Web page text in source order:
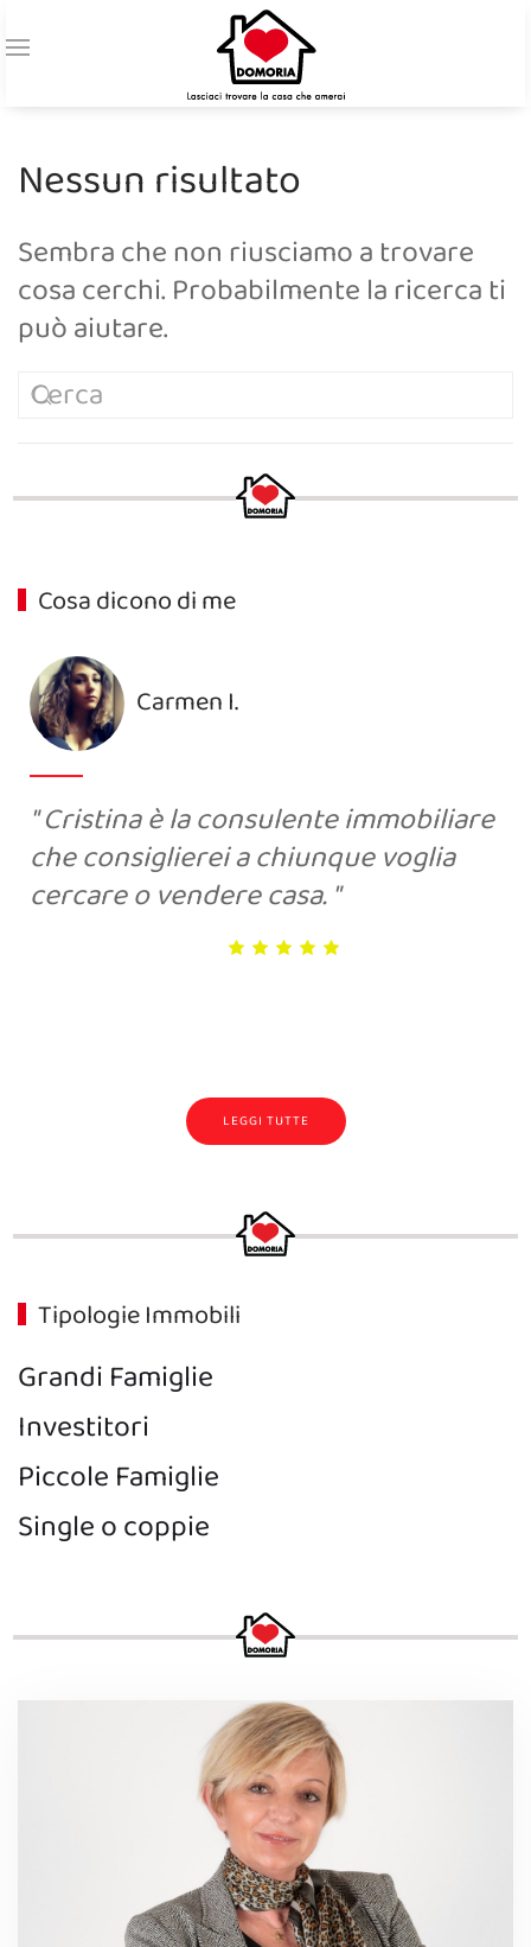
Nessun risultato
Sembra che non riusciamo a trovare
cosa cerchi. Probabilmente la ricerca ti
può aiutare.
Cosa dicono di me
Carmen I.
Cristina è la consulente immobiliare
che consiglierei a chiunque voglia
cercare o vendere casa.
LEGGI TUTTE
Tipologie Immobili
Grandi Famiglie
Investitori
Piccole Famiglie
Single o coppie